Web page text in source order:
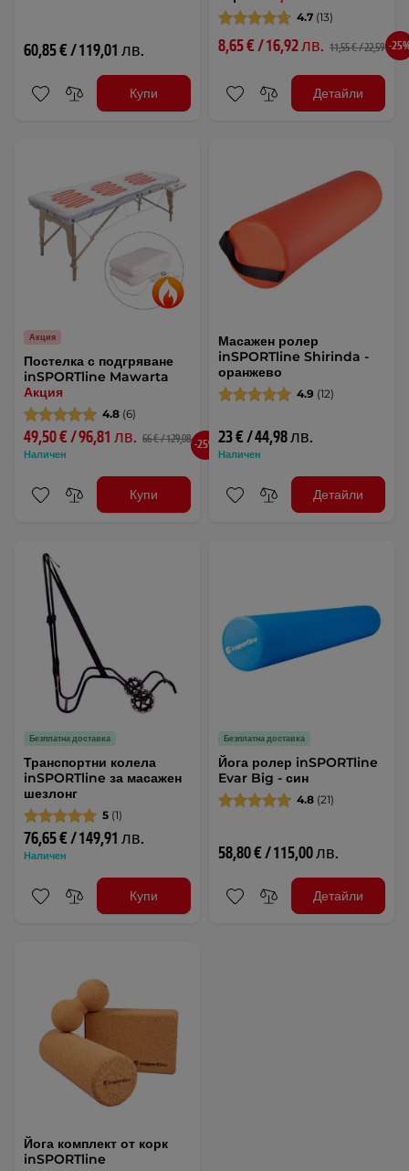
60,85 € / 119,01 лв.
Купи
4.7 (13)
8,65 € / 16,92 лв. 11,55 € / 22,59 лв.
-
Детайли
Акция
Постелка с подгряване
inSPORTline Mawarta
Акция
4.8 (6)
49,50 € / 96,81 лв. 66 € / 129,08 лв.
Наличен
-25%
Купи
Масажен ролер
inSPORTline Shirinda -
оранжево
4.9 (12)
23 € / 44,98 лв.
Наличен
Детайли
Безплатна доставка
Транспортни колела
inSPORTline за масажен
шезлонг
5 (1)
76,65 € / 149,91 лв.
Наличен
Купи
Безплатна доставка
Йога ролер inSPORTline
Evar Big - син
4.8 (21)
58,80 € / 115,00 лв.
Детайли
Йога комплект от корк
inSPORTline